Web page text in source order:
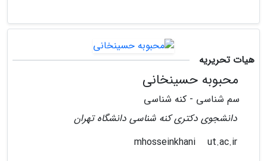
هیات تحریریه
محبوبه حسینخانی
سم شناسی - کنه شناسی
دانشجوی دکتری کنه شناسی دانشگاه تهران
ut.ac.ir